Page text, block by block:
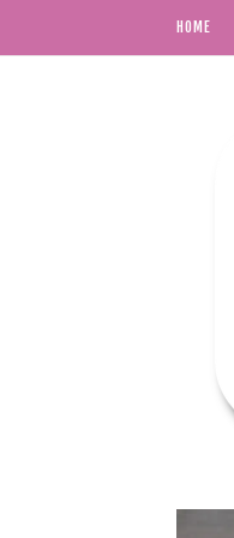
HOME